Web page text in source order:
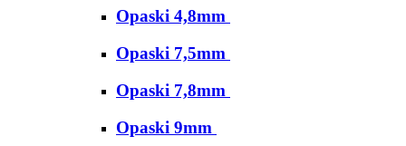
Opaski 4,8mm
Opaski 7,5mm
Opaski 7,8mm
Opaski 9mm